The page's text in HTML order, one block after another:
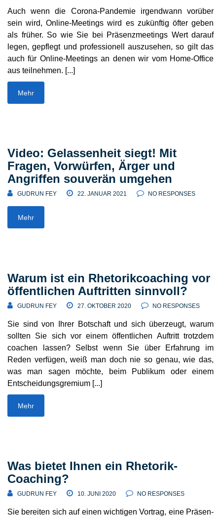
Auch wenn die Corona-Pandemie irgendwann vorüber
sein wird, Online-Meetings wird es zukünftig öfter geben
als früher. So wie Sie bei Präsenz­mee­tings Wert darauf
legen, gepflegt und profes­sionell auszu­sehen, so gilt das
auch für Online-Meetings an denen wir vom Home-Office
aus teilnehmen. [...]
Mehr
Video: Gelassenheit siegt! Mit
Fragen, Vorwürfen, Ärger und
Angriffen souverän umgehen
GUDRUN FEY 22. JANUAR 2021 NO RESPONSES
Mehr
Warum ist ein Rhetorikcoaching vor
öffentlichen Auftritten sinnvoll?
GUDRUN FEY 27. OKTOBER 2020 NO RESPONSES
Sie sind von Ihrer Botschaft und sich über­zeugt, warum
sollten Sie sich vor einem öffent­lichen Auftritt trotzdem
coachen lassen? Selbst wenn Sie über Erfahrung im
Reden verfügen, weiß man doch nie so genau, wie das,
was man sagen möchte, beim Publikum oder einem
Entschei­dungs­gremium [...]
Mehr
Was bietet Ihnen ein Rhetorik-
Coaching?
GUDRUN FEY 10. JUNI 2020 NO RESPONSES
Sie bereiten sich auf einen wich­tigen Vortrag, eine Präsen­